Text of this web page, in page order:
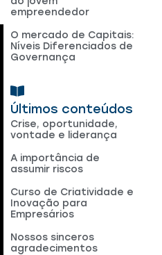
Últimos conteúdos
Crise, oportunidade,
vontade e liderança
A importância de
assumir riscos
Curso de Criatividade e
Inovação para
Empresários
Nossos sinceros
agradecimentos
empreendedor
O mercado de Capitais:
Níveis Diferenciados de
Governança